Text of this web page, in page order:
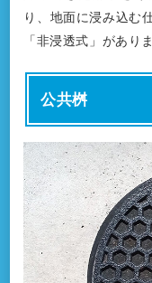
り、地面に浸み込む
「非浸透式」があり
公共桝